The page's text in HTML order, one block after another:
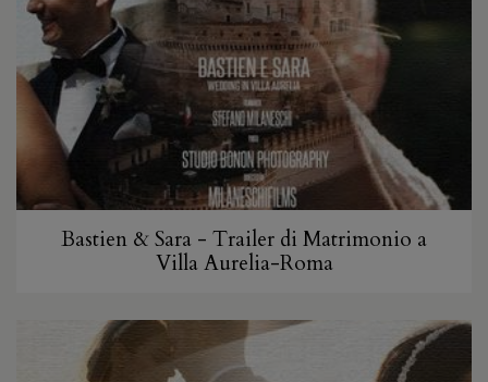
Bastien & Sara - Trailer di Matrimonio a
Villa Aurelia-Roma